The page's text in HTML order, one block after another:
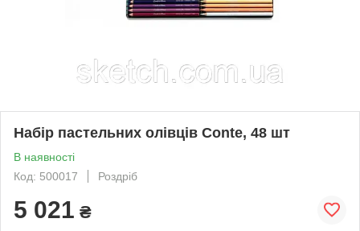
Набір пастельних олівців Conte, 48 шт
В наявності
Код: 500017
Роздріб
5 021 ₴